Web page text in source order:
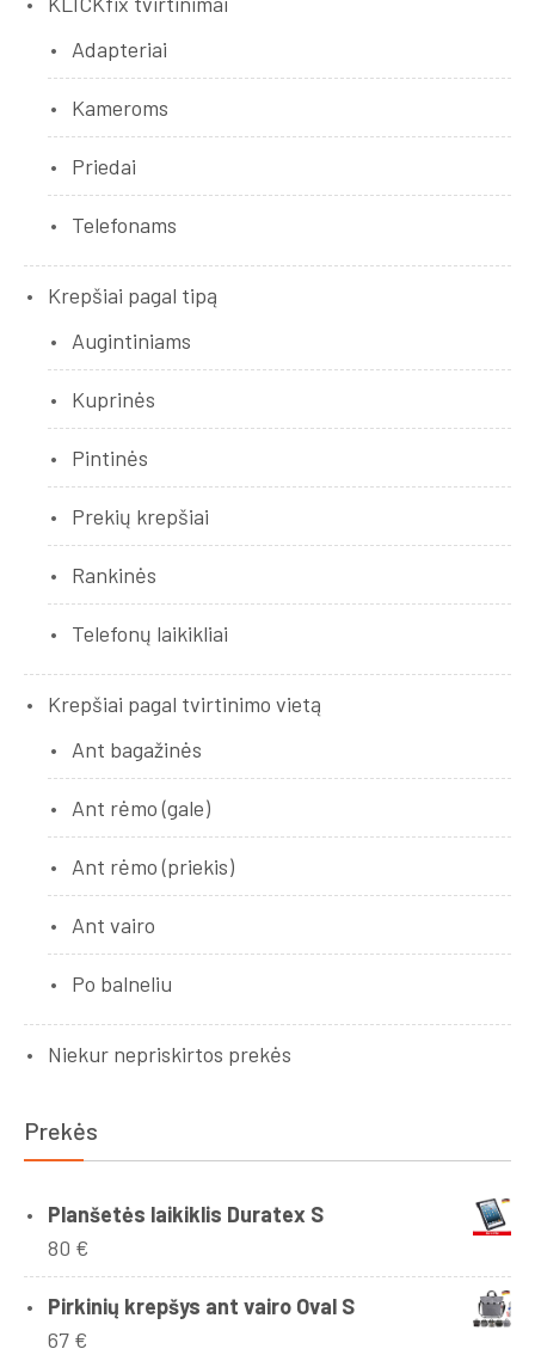
Adapteriai
Kameroms
Priedai
Telefonams
Krepšiai pagal tipą
Augintiniams
Kuprinės
Pintinės
Prekių krepšiai
Rankinės
Telefonų laikikliai
Krepšiai pagal tvirtinimo vietą
Ant bagažinės
Ant rėmo (gale)
Ant rėmo (priekis)
Ant vairo
Po balneliu
Niekur nepriskirtos prekės
Prekės
Planšetės laikiklis Duratex S
80 €
Pirkinių krepšys ant vairo Oval S
67 €